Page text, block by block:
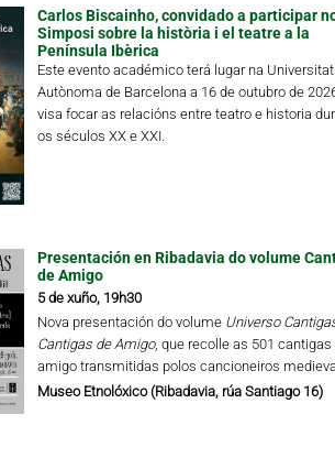
Carlos Biscainho, convidado a participar
Simposi sobre la història i el teatre a la
Península Ibèrica
Este evento académico terá lugar na Universitat
Autònoma de Barcelona a 16 de outubro de
visa focar as relacións entre teatro e historia
os séculos XX e XXI.
Presentación en Ribadavia do volume
de Amigo
5 de xuño, 19h30
Nova presentación do volume Universo
Cantigas de Amigo, que recolle as 501 cantigas
amigo transmitidas polos cancioneiros
Museo Etnolóxico (Ribadavia, rúa Santiago 16)